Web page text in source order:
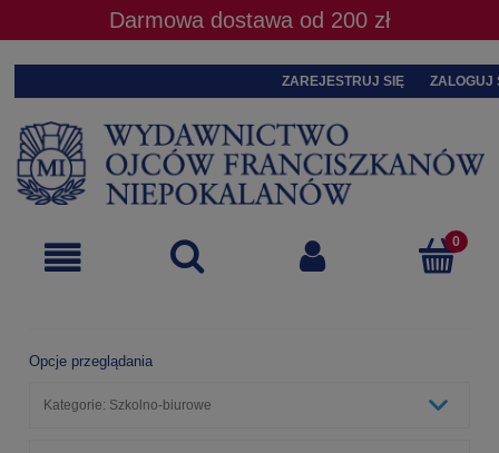
Darmowa dostawa od 200 zł
ZAREJESTRUJ SIĘ ZALOGUJ
Opcje przeglądania
Kategorie: Szkolno-biurowe